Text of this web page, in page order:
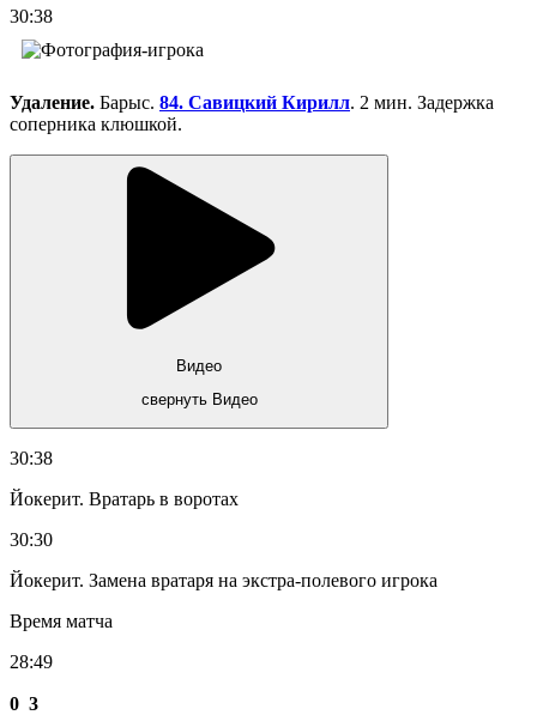
30:38
Удаление. Барыс. 84. Савицкий Кирилл. 2 мин. Задержка
соперника клюшкой.
Видео
свернуть Видео
30:38
Йокерит. Вратарь в воротах
30:30
Йокерит. Замена вратаря на экстра-полевого игрока
Время матча
28:49
0 3